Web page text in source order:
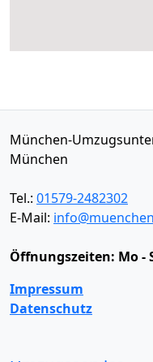
München-
München
Tel.: 01579-2482302
E-Mail:
Öffnungszeiten: Mo -
Impressum
Datenschutz